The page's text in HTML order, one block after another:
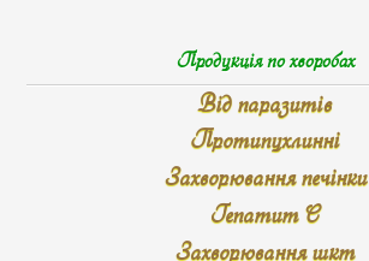
Продукція по хворобах
Від паразитів
Протипухлинні
Захворювання печінки
Гепатит С
Захворювання шкт